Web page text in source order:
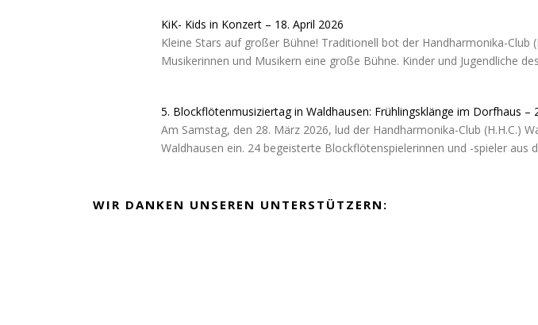
KiK- Kids in Konzert – 18. April 2026
Kleine Stars auf großer Bühne! Traditionell bot der Handharmonika-Club
Musikerinnen und Musikern eine große Bühne. Kinder und Jugendliche
5. Blockflötenmusiziertag in Waldhausen: Frühlingsklänge im Dorfhaus –
Am Samstag, den 28. März 2026, lud der Handharmonika-Club
Waldhausen ein. 24 begeisterte Blockflötenspielerinnen und -spieler aus
WIR DANKEN UNSEREN UNTERSTÜTZERN: